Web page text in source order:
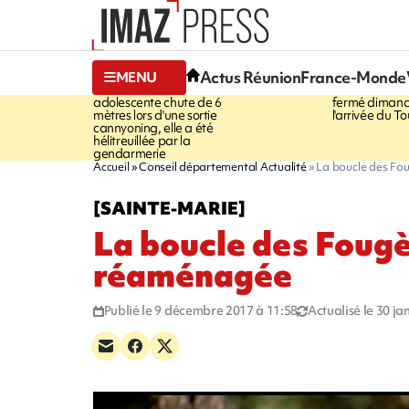
MENU Actus RéunionFrance-Monde
19:05
SAINT-JOSEPH
adolescente chute de 6
mètres lors d'une sortie
cannyoning, elle a été
hélitreuillée par la
gendarmerie
17:52
SAINT-DENIS
fermé
l'arrivée du
Accueil Conseil départemental Actualité La boucle des
[SAINTE-MARIE]
La boucle des
réaménagée
Publié le 9 décembre 2017 à 11:58 Actualisé le 30